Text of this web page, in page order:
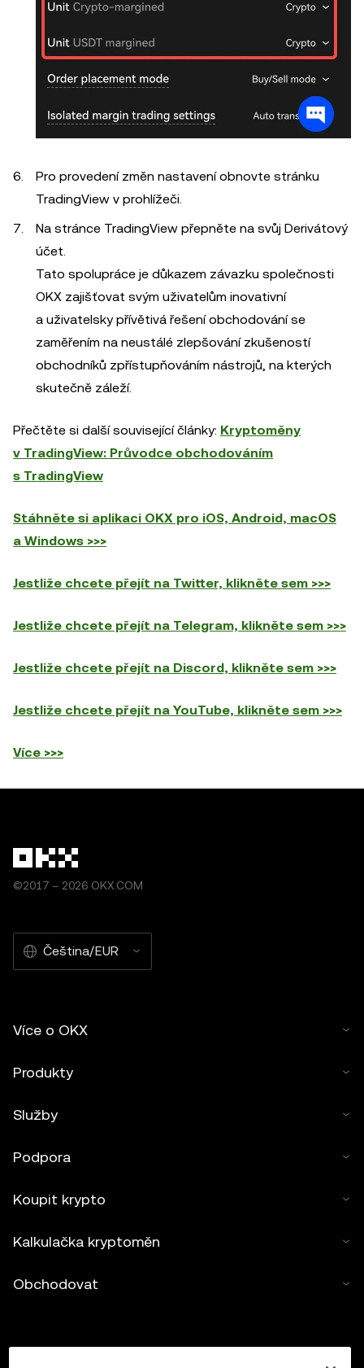
Pro provedení změn nastavení obnovte stránku
TradingView v prohlížeči.
Na stránce TradingView přepněte na svůj Derivátový
účet.
Tato spolupráce je důkazem závazku společnosti
OKX zajišťovat svým uživatelům inovativní
a uživatelsky přívětivá řešení obchodování se
zaměřením na neustálé zlepšování zkušeností
obchodníků zpřístupňováním nástrojů, na kterých
skutečně záleží.
Přečtěte si další související články: Kryptoměny
v TradingView: Průvodce obchodováním
s TradingView
Stáhněte si aplikaci OKX pro iOS, Android, macOS
a Windows >>>
Jestliže chcete přejít na Twitter, klikněte sem >>>
Jestliže chcete přejít na Telegram, klikněte sem >>>
Jestliže chcete přejít na Discord, klikněte sem >>>
Jestliže chcete přejít na YouTube, klikněte sem >>>
Více >>>
©2017 – 2026 OKX.COM
Čeština/EUR
Více o OKX
Produkty
Služby
Podpora
Koupit krypto
Kalkulačka kryptoměn
Obchodovat